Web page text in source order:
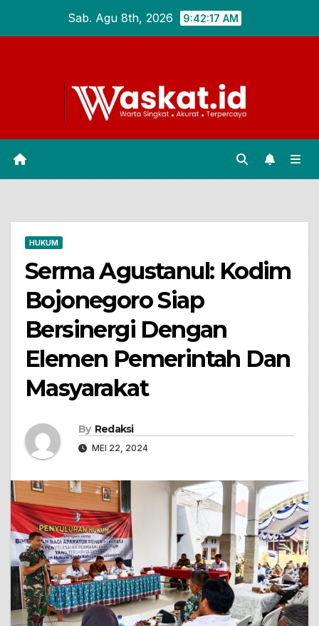
Sab. Agu 8th, 2026 9:42:18 AM
HUKUM
Serma Agustanul: Kodim
Bojonegoro Siap
Bersinergi Dengan
Elemen Pemerintah Dan
Masyarakat
By Redaksi
MEI 22, 2024